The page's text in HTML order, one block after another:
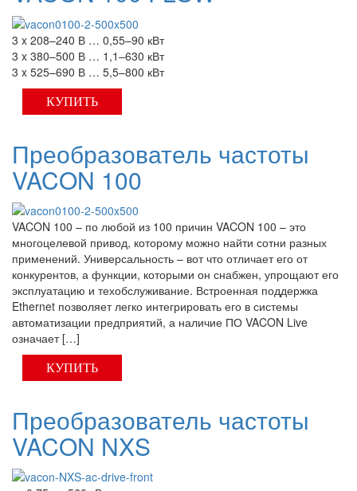
3 x 208–240 В … 0,55–90 кВт
3 x 380–500 В … 1,1–630 кВт
3 x 525–690 В … 5,5–800 кВт
КУПИТЬ
Преобразователь частоты
VACON 100
VACON 100 – по любой из 100 причин VACON 100 – это
многоцелевой привод, которому можно найти сотни разных
применений. Универсальность – вот что отличает его от
конкурентов, а функции, которыми он снабжен, упрощают его
эксплуатацию и техобслуживание. Встроенная поддержка
Ethernet позволяет легко интегрировать его в системы
автоматизации предприятий, а наличие ПО VACON Live
означает […]
КУПИТЬ
Преобразователь частоты
VACON NXS